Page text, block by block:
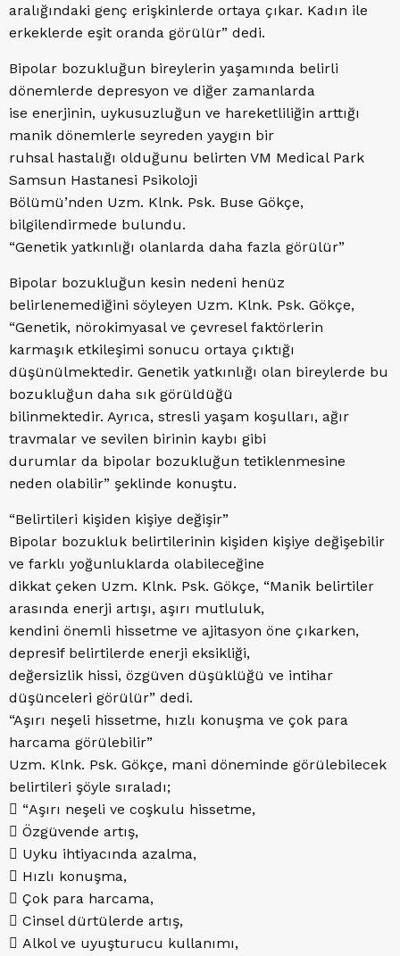
aralığındaki genç erişkinlerde ortaya çıkar. Kadın ile
erkeklerde eşit oranda görülür” dedi.
Bipolar bozukluğun bireylerin yaşamında belirli
dönemlerde depresyon ve diğer zamanlarda
ise enerjinin, uykusuzluğun ve hareketliliğin arttığı
manik dönemlerle seyreden yaygın bir
ruhsal hastalığı olduğunu belirten VM Medical Park
Samsun Hastanesi Psikoloji
Bölümü’nden Uzm. Klnk. Psk. Buse Gökçe,
bilgilendirmede bulundu.
“Genetik yatkınlığı olanlarda daha fazla görülür”
Bipolar bozukluğun kesin nedeni henüz
belirlenemediğini söyleyen Uzm. Klnk. Psk. Gökçe,
“Genetik, nörokimyasal ve çevresel faktörlerin
karmaşık etkileşimi sonucu ortaya çıktığı
düşünülmektedir. Genetik yatkınlığı olan bireylerde bu
bozukluğun daha sık görüldüğü
bilinmektedir. Ayrıca, stresli yaşam koşulları, ağır
travmalar ve sevilen birinin kaybı gibi
durumlar da bipolar bozukluğun tetiklenmesine
neden olabilir” şeklinde konuştu.
“Belirtileri kişiden kişiye değişir”
Bipolar bozukluk belirtilerinin kişiden kişiye değişebilir
ve farklı yoğunluklarda olabileceğine
dikkat çeken Uzm. Klnk. Psk. Gökçe, “Manik belirtiler
arasında enerji artışı, aşırı mutluluk,
kendini önemli hissetme ve ajitasyon öne çıkarken,
depresif belirtilerde enerji eksikliği,
değersizlik hissi, özgüven düşüklüğü ve intihar
düşünceleri görülür” dedi.
“Aşırı neşeli hissetme, hızlı konuşma ve çok para
harcama görülebilir”
Uzm. Klnk. Psk. Gökçe, mani döneminde görülebilecek
belirtileri şöyle sıraladı;
 “Aşırı neşeli ve coşkulu hissetme,
 Özgüvende artış,
 Uyku ihtiyacında azalma,
 Hızlı konuşma,
 Çok para harcama,
 Cinsel dürtülerde artış,
 Alkol ve uyuşturucu kullanımı,